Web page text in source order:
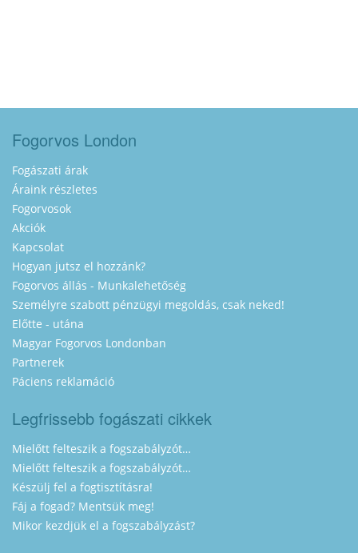
Fogorvos London
Fogászati árak
Áraink részletes
Fogorvosok
Akciók
Kapcsolat
Hogyan jutsz el hozzánk?
Fogorvos állás - Munkalehetőség
Személyre szabott pénzügyi megoldás, csak neked!
Előtte - utána
Magyar Fogorvos Londonban
Partnerek
Páciens reklamáció
Legfrissebb fogászati cikkek
Mielőtt felteszik a fogszabályzót…
Mielőtt felteszik a fogszabályzót…
Készülj fel a fogtisztításra!
Fáj a fogad? Mentsük meg!
Mikor kezdjük el a fogszabályzást?